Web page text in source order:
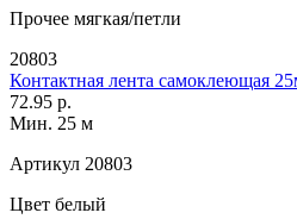
Прочее мягкая/петли
20803
Контактная лента самоклеющая
72.95 р.
Мин. 25 м
Артикул 20803
Цвет белый